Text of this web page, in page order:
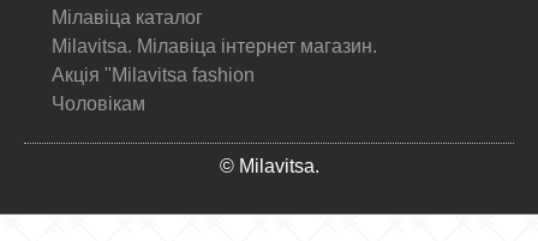
Мілавіца каталог
Milavitsa. Мілавіца інтернет магазин.
Акція "Milavitsa fashion
Чоловікам
© Milavitsa.